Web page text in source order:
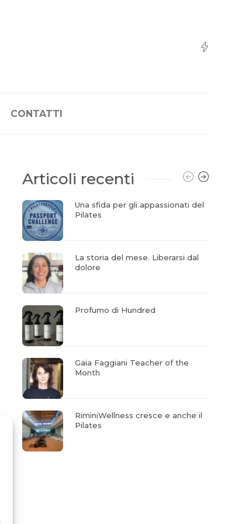
CONTATTI
Articoli recenti
Una sfida per gli appassionati del
Pilates
La storia del mese. Liberarsi dal
dolore
Profumo di Hundred
Gaia Faggiani Teacher of the
Month
RiminiWellness cresce e anche il
Pilates